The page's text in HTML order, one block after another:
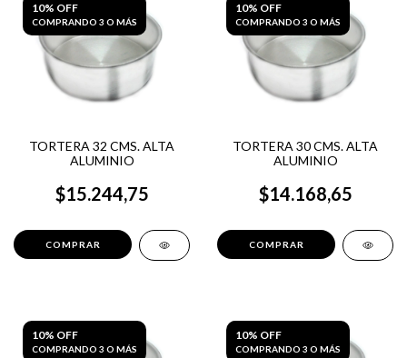
10% OFF
COMPRANDO 3 O MÁS
TORTERA 32 CMS. ALTA
ALUMINIO
$15.244,75
10% OFF
COMPRANDO 3 O MÁS
TORTERA 30 CMS. ALTA
ALUMINIO
$14.168,65
10% OFF
COMPRANDO 3 O MÁS
10% OFF
COMPRANDO 3 O MÁS